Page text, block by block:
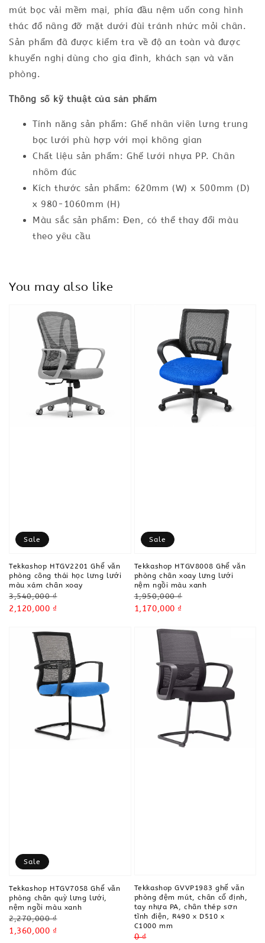
mút bọc vải mềm mại, phía đầu nệm uốn cong hình
thác đổ nâng đỡ mặt dưới đùi tránh nhức mỏi chân.
Sản phẩm đã được kiểm tra về độ an toàn và được
khuyến nghị dùng cho gia đình, khách sạn và văn
phòng.
Thông số kỹ thuật của sản phẩm
Tính năng sản phẩm: Ghế nhân viên lưng trung
bọc lưới phù hợp với mọi không gian
Chất liệu sản phẩm: Ghế lưới nhựa PP. Chân
nhôm đúc
Kích thước sản phẩm: 620mm (W) x 500mm (D)
x 980-1060mm (H)
Màu sắc sản phẩm: Đen, có thể thay đổi màu
theo yêu cầu
You may also like
Sale
Tekkashop HTGV2201 Ghế văn
phòng công thái học lưng lưới
màu xám chân xoay
Regular
price
3,540,000 ₫
Sale
2,120,000 ₫
Sale
Tekkashop HTGV8008 Ghế văn
phòng chân xoay lưng lưới
nệm ngồi màu xanh
Regular
price
1,950,000 ₫
Sale
1,170,000 ₫
Sale
Tekkashop HTGV7058 Ghế văn
phòng chân quỳ lưng lưới,
nệm ngồi màu xanh
Regular
price
2,270,000 ₫
Sale
1,360,000 ₫
Tekkashop GVVP1983 ghế văn
phòng đệm mút, chân cố định,
tay nhựa PA, chân thép sơn
tĩnh điện, R490 x D510 x
C1000 mm
Regular
0 ₫